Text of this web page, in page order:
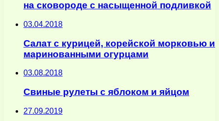
на сковороде с насыщенной подливкой
03.04.2018
Салат с курицей, корейской морковью и
маринованными огурцами
03.08.2018
Свиные рулеты с яблоком и яйцом
27.09.2019